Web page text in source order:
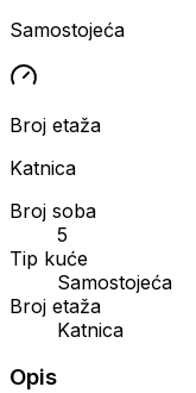
Samostojeća
Broj etaža
Katnica
Broj soba
5
Tip kuće
Samostojeća
Broj etaža
Katnica
Opis